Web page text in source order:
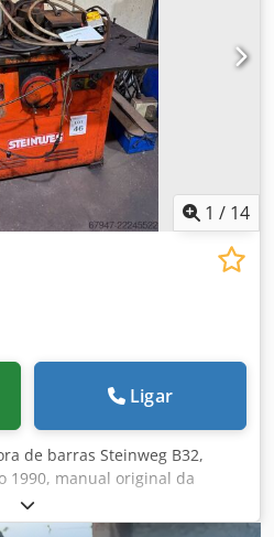
para empresas Entrega e
usados possível a qualquer
da área industrial.
van Rossum
1 / 14
Ligar
de barras Steinweg B32,
1990, manual original da
conforme mostrado
Rfwemfjk